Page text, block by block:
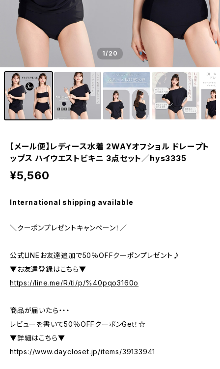
1/20
【メール便】レディース水着 2WAYオフショル ドレープト
ップス ハイウエストビキニ 3点セット／hys3335
¥5,560
International shipping available
＼クーポンプレゼントキャンペーン！／
公式LINEお友達追加で50％OFFクーポンプレゼント♪
▼お友達登録はこちら▼
https://line.me/R/ti/p/%40pqo3160o
商品が届いたら・・・
レビューを書いて50％OFFクーポンGet！☆
▼詳細はこちら▼
https://www.daycloset.jp/items/39133941